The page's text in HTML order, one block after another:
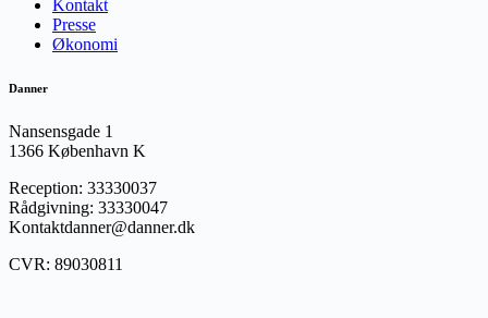
Kontakt
Presse
Økonomi
Danner
Nansensgade 1
1366 København K
Reception: 33330037
Rådgivning: 33330047
Kontaktdanner@danner.dk
CVR: 89030811